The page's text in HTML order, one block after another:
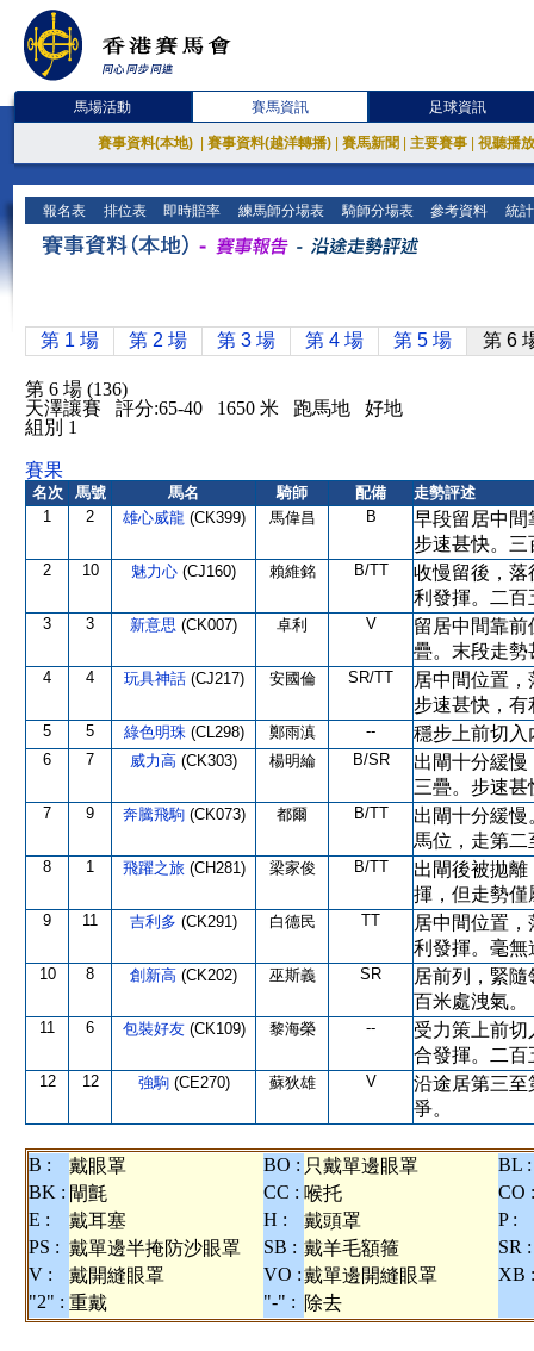
馬場活動 賽馬資訊 足球資訊
賽事資料(本地) 賽事資料(越洋轉播) 賽馬新聞 主要賽事 視聽播
報名表 排位表 即時賠率 練馬師分場表 騎師分場表 參考資料 統
第 1 場 第 2 場 第 3 場 第 4 場 第 5 場 第 6
第 6 場 (136)
天澤讓賽 評分:65-40 1650 米 跑馬地 好地
組別 1
賽果
名次 馬號 馬名 騎師 配備
走勢評述
1
2 雄心威龍 (CK399) 馬偉昌 B
早段留居中間
步速甚快。三
2 10 魅力心 (CJ160) 賴維銘 B/TT
收慢留後，落
利發揮。二百
3 3 新意思 (CK007) 卓利 V
留居中間靠
疊。末段走勢
4 4 玩具神話 (CJ217) 安國倫 SR/TT
居中間位置
步速甚快，有
5 5 綠色明珠 (CL298) 鄭雨滇 -- 穩步上前切入
6 7 威力高 (CK303) 楊明綸 B/SR
出閘十分緩
三疊。步速
7 9 奔騰飛駒 (CK073) 都爾 B/TT
出閘十分緩
馬位，走第
8 1 飛躍之旅 (CH281) 梁家俊 B/TT
出閘後被拋
揮，但走勢僅
9 11 吉利多 (CK291) 白德民 TT
居中間位置
利發揮。毫無
10 8 創新高 (CK202) 巫斯義 SR
居前列，緊
百米處洩氣。
11 6 包裝好友 (CK109) 黎海榮 --
受力策上前
合發揮。二百
12 12 強駒 (CE270) 蘇狄雄 V
沿途居第三至
爭。
B : 戴眼罩 BO : 只戴單邊眼罩
BL :
BK : 閘氈 CC : 喉托
CO :
E :
戴耳塞 H : 戴頭罩
P :
PS : 戴單邊半掩防沙眼罩 SB : 戴羊毛額箍
SR :
V :
戴開縫眼罩 VO :戴單邊開縫眼罩
XB :
"2" : 重戴 "-" : 除去